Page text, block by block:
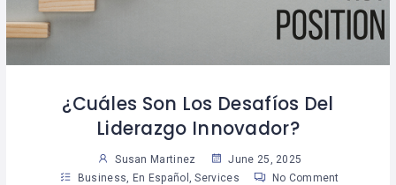
¿Cuáles Son Los Desafíos Del
Liderazgo Innovador?
Susan Martinez
June 25, 2025
Business
En Español ,Services No Comment